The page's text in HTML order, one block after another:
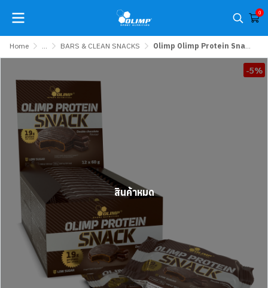
0
Home ... BARS & CLEAN SNACKS Olimp Olimp Protein Snack 60 g x 4 ชิ้น หรือ x12 ชิ้น (1 Box)
-5%
สินค้าหมด